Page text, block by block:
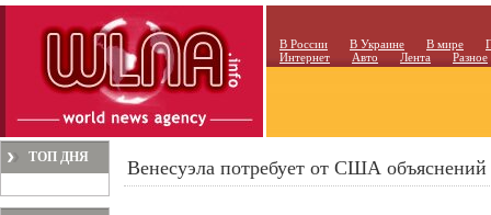
В России В Украине В мире
Интернет
Авто Лента Разное
ТОП ДНЯ Венесуэла потребует от США